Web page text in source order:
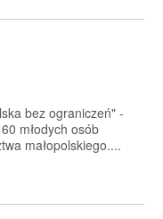
bez ograniczeń" -
młodych osób
małopolskiego....